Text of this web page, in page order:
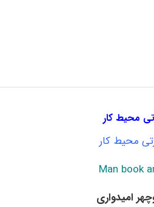
محیط کار
محیط کار
Man book
امیدواری